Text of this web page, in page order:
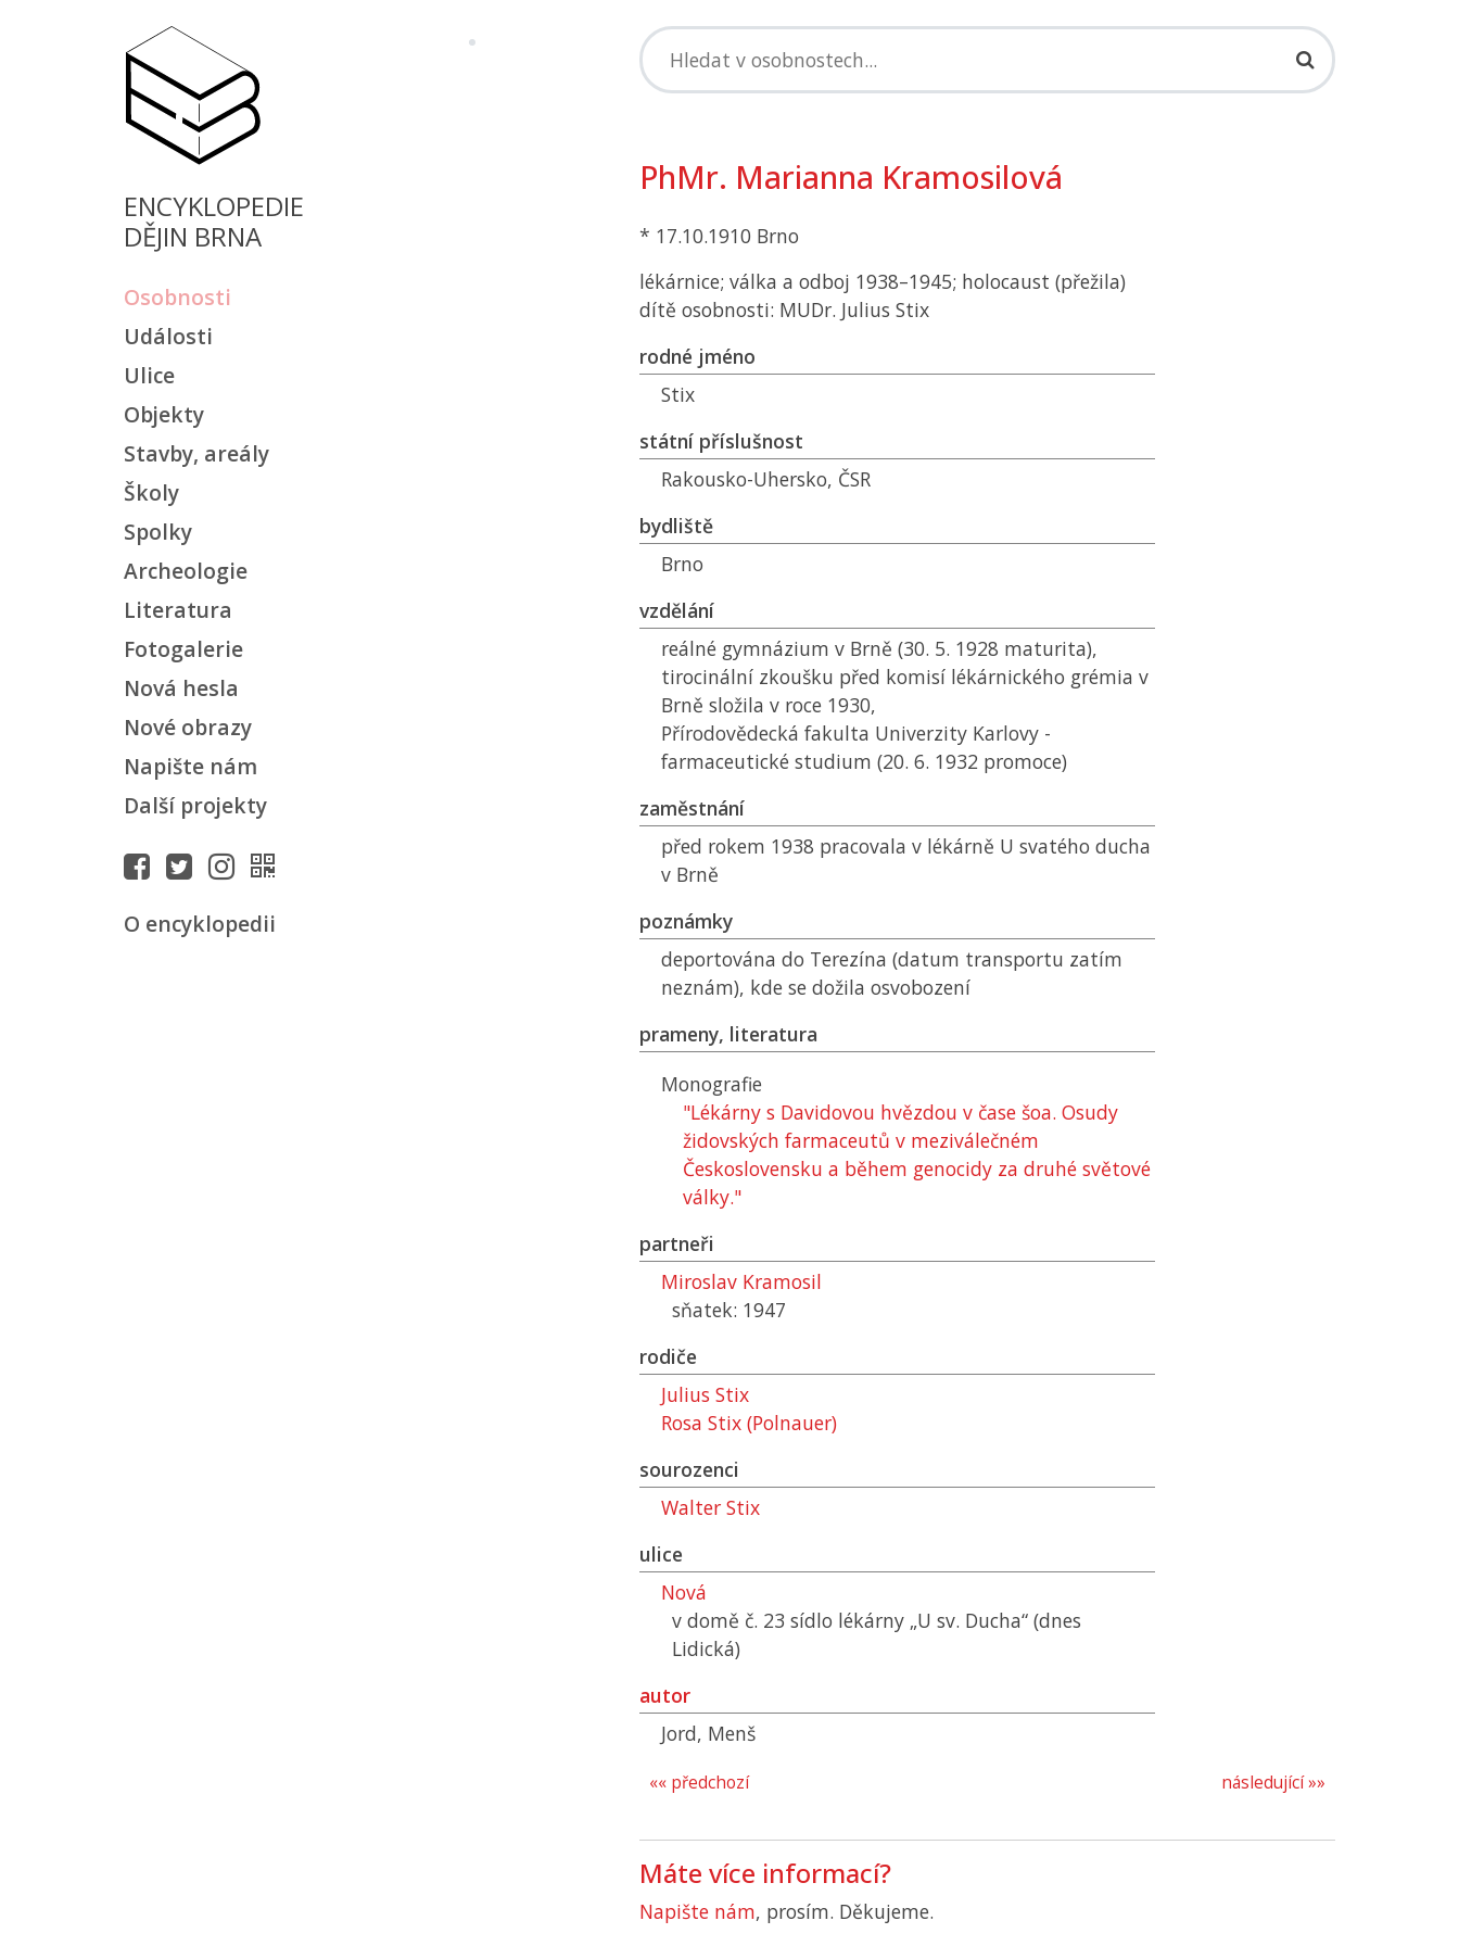
ENCYKLOPEDIE
DĚJIN BRNA
Osobnosti
Události
Ulice
Objekty
Stavby, areály
Školy
Spolky
Archeologie
Literatura
Fotogalerie
Nová hesla
Nové obrazy
Napište nám
Další projekty
O encyklopedii
PhMr. Marianna Kramosilová
* 17.10.1910 Brno
lékárnice; válka a odboj 1938–1945; holocaust (přežila)
dítě osobnosti: MUDr. Julius Stix
rodné jméno
Stix
státní příslušnost
Rakousko-Uhersko, ČSR
bydliště
Brno
vzdělání
reálné gymnázium v Brně (30. 5. 1928 maturita),
tirocinální zkoušku před komisí lékárnického grémia v
Brně složila v roce 1930,
Přírodovědecká fakulta Univerzity Karlovy -
farmaceutické studium (20. 6. 1932 promoce)
zaměstnání
před rokem 1938 pracovala v lékárně U svatého ducha
v Brně
poznámky
deportována do Terezína (datum transportu zatím
neznám), kde se dožila osvobození
prameny, literatura
Monografie
"Lékárny s Davidovou hvězdou v čase šoa. Osudy
židovských farmaceutů v meziválečném
Československu a během genocidy za druhé světové
války."
partneři
Miroslav Kramosil
sňatek: 1947
rodiče
Julius Stix
Rosa Stix (Polnauer)
sourozenci
Walter Stix
ulice
Nová
v domě č. 23 sídlo lékárny „U sv. Ducha“ (dnes
Lidická)
autor
Jord, Menš
následující »»
«« předchozí
Máte více informací?
Napište nám, prosím. Děkujeme.